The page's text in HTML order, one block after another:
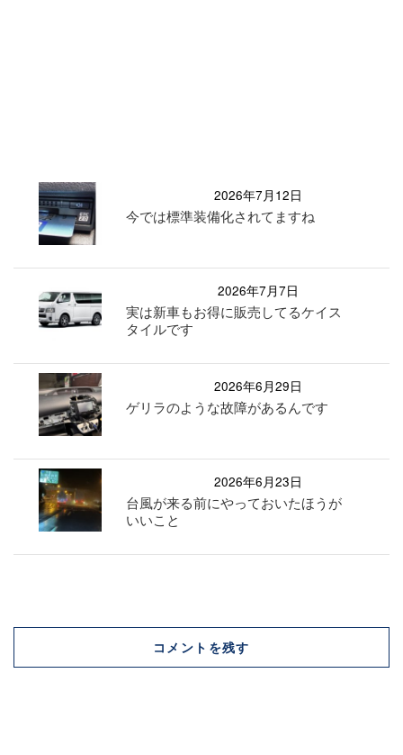
2026年7月12日
今では標準装備化されてますね
2026年7月7日
実は新車もお得に販売してるケイス
タイルです
2026年6月29日
ゲリラのような故障があるんです
2026年6月23日
台風が来る前にやっておいたほうが
いいこと
コメントを残す